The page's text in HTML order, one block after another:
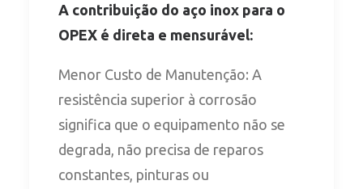
A contribuição do aço inox para o
OPEX é direta e mensurável:
Menor Custo de Manutenção: A
resistência superior à corrosão
significa que o equipamento não se
degrada, não precisa de reparos
constantes, pinturas ou